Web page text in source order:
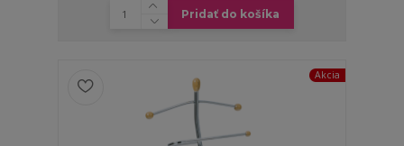
Pridať do košíka
Akcia